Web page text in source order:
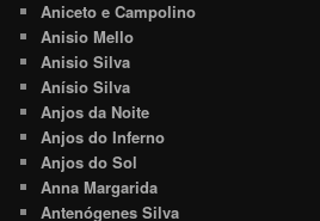
Aniceto e Campolino
Anisio Mello
Anisio Silva
Anísio Silva
Anjos da Noite
Anjos do Inferno
Anjos do Sol
Anna Margarida
Antenógenes Silva